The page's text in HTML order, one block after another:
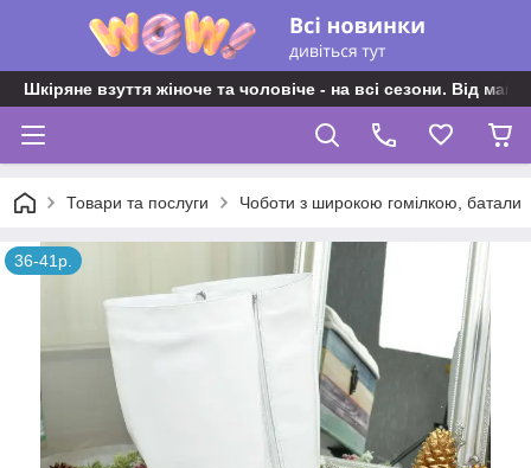
Шкіряне взуття жіноче та чоловіче - на всі сезони. Від
Товари та послуги Чоботи з широкою гомілкою, батали
36-41р.